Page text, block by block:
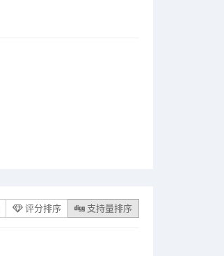
评分排序 支持量排序